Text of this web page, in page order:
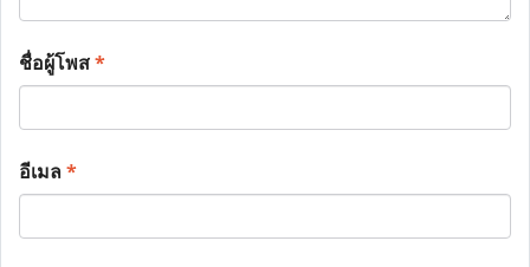
ชื่อผู้โพส*
อีเมล*